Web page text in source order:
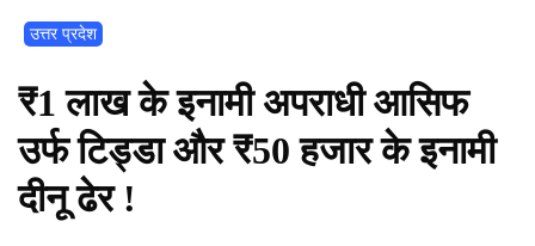
उत्तर प्रदेश
₹1 लाख के इनामी अपराधी आसिफ
उर्फ टिड्डा और ₹50 हजार के इनामी
दीनू ढेर !